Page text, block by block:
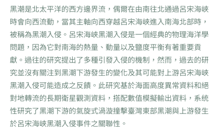
黑潮是北太平洋的西方邊界流，偶爾在由南往北通過呂宋海峽
時會向西流動，當其主軸向西穿越呂宋海峽進入南海北部時，
被稱為黑潮入侵。呂宋海峽黑潮入侵是一個經典的物理海洋學
問題，因為它對南海的熱量、動量以及鹽度平衡有著重要貢
獻。過往的研究提出了多種引發入侵的機制，然而，過去的研
究並沒有關注到黑潮下游發生的變化及其可能對上游呂宋海峽
黑潮入侵可能造成之反饋。此研究基於海面高度異常資料和絕
對地轉流的長期衛星觀測資料，搭配數值模擬輸出資料，系统
性研究了黑潮下游的氣旋式渦漩撞擊臺灣東部黑潮與上游發生
於呂宋海峽黑潮入侵事件之關聯性。